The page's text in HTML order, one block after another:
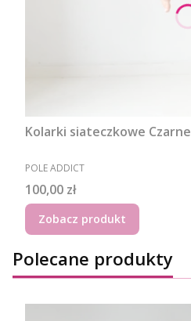
Kolarki siateczkowe Czarne
PRODUCENT
POLE ADDICT
Cena
100,00 zł
Zobacz produkt
Polecane produkty